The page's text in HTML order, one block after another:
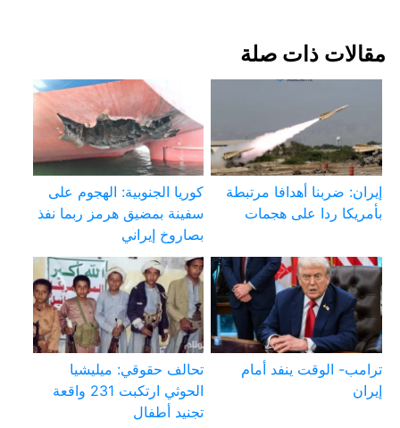
مقالات ذات صلة
إيران: ضربنا أهدافا مرتبطة
بأمريكا ردا على هجمات
كوريا الجنوبية: الهجوم على
سفينة بمضيق هرمز ربما نفذ
بصاروخ إيراني
ترامب- الوقت ينفد أمام
إيران
تحالف حقوقي: ميليشيا
الحوثي ارتكبت 231 واقعة
تجنيد أطفال